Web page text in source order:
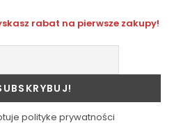
rabat na pierwsze zakupy!
polityke prywatności